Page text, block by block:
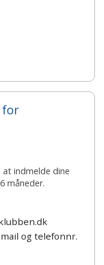
for
at indmelde dine
måneder.
og telefonnr.